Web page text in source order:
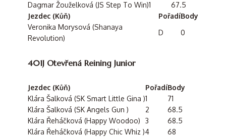
Dagmar Žouželková (JS Step To Win)1
67.5
Jezdec (Kůň)
PořadíBody
Veronika Morysová (Shanaya
Revolution)
D 0
401J Otevřená Reining Junior
Jezdec (Kůň) PořadíBody
Klára Šalková (SK Smart Little Gina )1
71
Klára Šalková (SK Angels Gun )
2
68.5
Klára Řeháčková (Happy Woodoo)
3
68.5
Klára Řeháčková (Happy Chic Whiz )4 68